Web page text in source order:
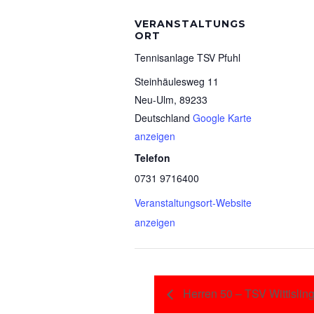
VERANSTALTUNGS
ORT
Tennisanlage TSV Pfuhl
Steinhäulesweg 11
Neu-Ulm, 89233
Deutschland Google Karte
anzeigen
Telefon
0731 9716400
Veranstaltungsort-Website
anzeigen
Herren 50 – TSV